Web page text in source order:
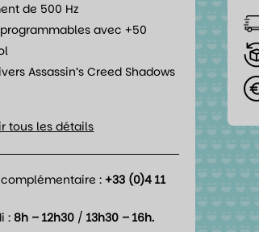
de 500 Hz
avec +50
Assassin’s Creed Shadows
tous les détails
:+33 (0)4 11
: 8h – 12h30 /13h30 – 16h.